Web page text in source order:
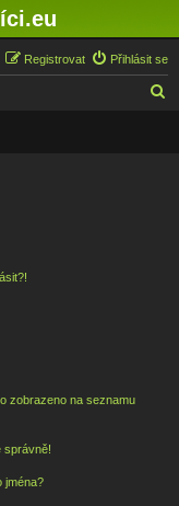
Přihlásit se
Registrovat
zobrazeno na seznamu
správně!
jména?